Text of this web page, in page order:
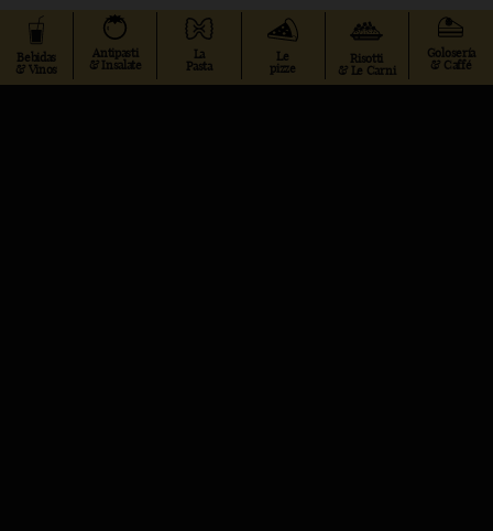
Bebidas
& Vinos
Antipasti
& Insalate
La
Pasta
Le
pizze
Risotti
& Le Carni
Golosería
& Caffé